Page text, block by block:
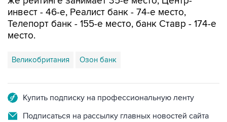
инвест - 46-е, Реалист банк - 74-е место,
Телепорт банк - 155-е место, банк Ставр - 174-е
место.
Великобритания Озон банк
Купить подписку на профессиональную ленту
Подписаться на рассылку главных новостей сайта